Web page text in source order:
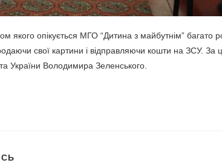
опікується МГО “Дитина з майбутнім” багато
свої картини і відправляючи кошти на ЗСУ. За
України Володимира Зеленського.